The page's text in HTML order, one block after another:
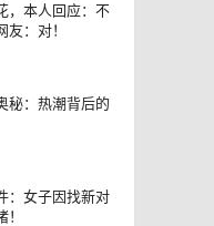
，本人回应：不
：对！
秘：热潮背后的
：女子因找新对